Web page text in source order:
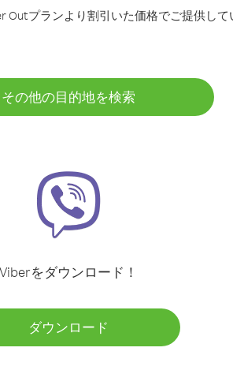
プランより割引いた価格でご提供して
その他の目的地を検索
Viberをダウンロード！
ダウンロード